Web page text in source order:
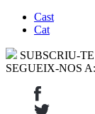
Cast
Cat
SUBSCRIU-
SEGUEIX-NOS A: